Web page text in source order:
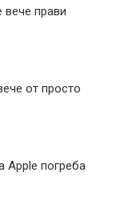
прави
от просто
Apple погреба